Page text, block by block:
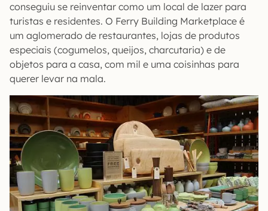
conseguiu se reinventar como um local de lazer para
turistas e residentes. O Ferry Building Marketplace é
um aglomerado de restaurantes, lojas de produtos
especiais (cogumelos, queijos, charcutaria) e de
objetos para a casa, com mil e uma coisinhas para
querer levar na mala.